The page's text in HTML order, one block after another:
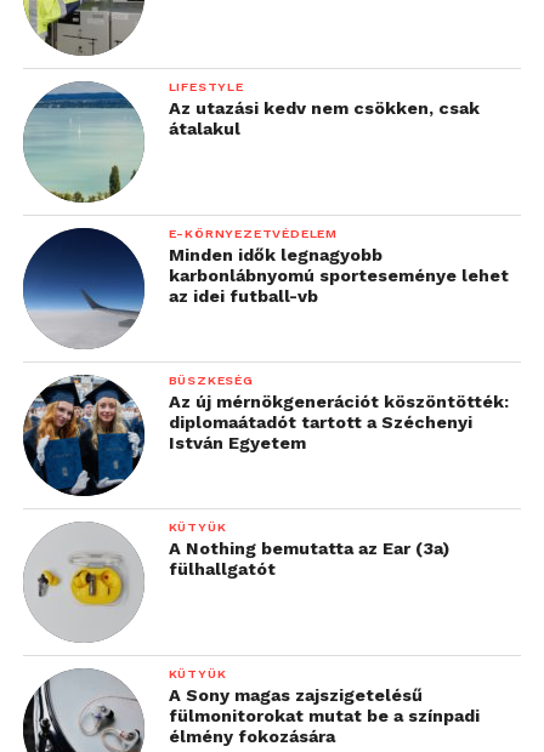
LIFESTYLE
Az utazási kedv nem csökken, csak
átalakul
E-KÖRNYEZETVÉDELEM
Minden idők legnagyobb
karbonlábnyomú sporteseménye lehet
az idei futball-vb
BÜSZKESÉG
Az új mérnökgenerációt köszöntötték:
diplomaátadót tartott a Széchenyi
István Egyetem
KÜTYÜK
A Nothing bemutatta az Ear (3a)
fülhallgatót
KÜTYÜK
A Sony magas zajszigetelésű
fülmonitorokat mutat be a színpadi
élmény fokozására